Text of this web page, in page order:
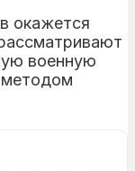
окажется
военную
методом